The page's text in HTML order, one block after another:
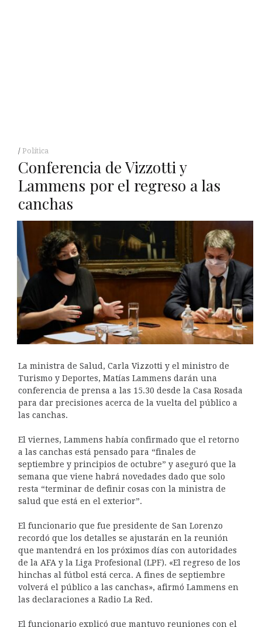
Política
Conferencia de Vizzotti y
Lammens por el regreso a las
canchas
La ministra de Salud, Carla Vizzotti y el ministro de
Turismo y Deportes, Matías Lammens darán una
conferencia de prensa a las 15.30 desde la Casa Rosada
para dar precisiones acerca de la vuelta del público a
las canchas.
El viernes, Lammens había confirmado que el retorno
a las canchas está pensado para “finales de
septiembre y principios de octubre” y aseguró que la
semana que viene habrá novedades dado que solo
resta “terminar de definir cosas con la ministra de
salud que está en el exterior”.
El funcionario que fue presidente de San Lorenzo
recordó que los detalles se ajustarán en la reunión
que mantendrá en los próximos días con autoridades
de la AFA y la Liga Profesional (LPF). «El regreso de los
hinchas al fútbol está cerca. A fines de septiembre
volverá el público a las canchas», afirmó Lammens en
las declaraciones a Radio La Red.
El funcionario explicó que mantuvo reuniones con el